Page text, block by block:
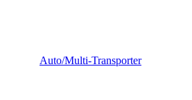
Auto/Multi-Transporter